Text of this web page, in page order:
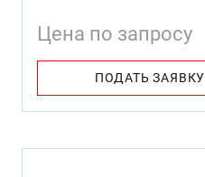
Цена по запросу
ПОДАТЬ ЗАЯВКУ